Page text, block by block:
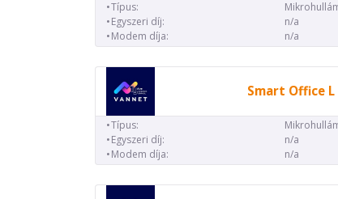
Típus:
Egyszeri díj:
n/a
Modem díja:
n/a
Smart Office L
Típus:
Egyszeri díj:
n/a
Modem díja:
n/a